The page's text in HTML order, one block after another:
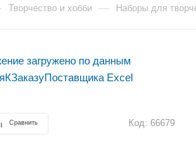
Творчество и хобби — Наборы для
Сравнить Код: 66679